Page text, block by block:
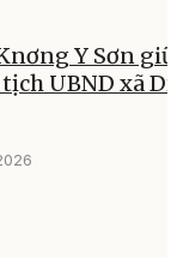
Y Sơn giữ
tịch UBND xã